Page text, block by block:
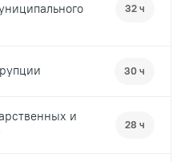
32 ч
30 ч
и
28 ч